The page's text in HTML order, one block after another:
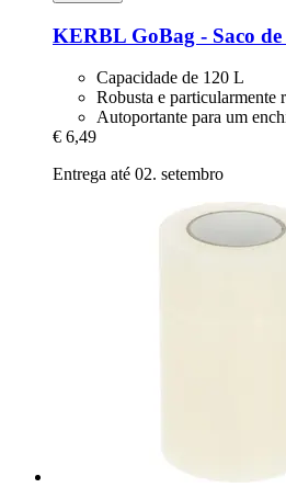
KERBL GoBag -​ Saco
Capacidade de 120 L
Robusta e particularmente
Autoportante para um
€ 6,49
Entrega até 02. setembro